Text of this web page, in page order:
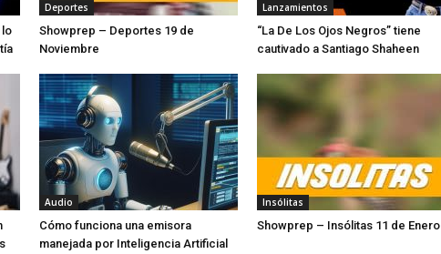
lo
Deportes
Showprep – Deportes 19 de
Noviembre
Lanzamientos
“La De Los Ojos Negros” tiene
cautivado a Santiago Shaheen
Audio
Cómo funciona una emisora
manejada por Inteligencia Artificial
Insólitas
Showprep – Insólitas 11 de Enero